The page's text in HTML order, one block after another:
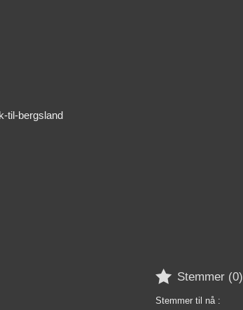
til-bergsland
 Stemmer (0)
Stemmer til nå :